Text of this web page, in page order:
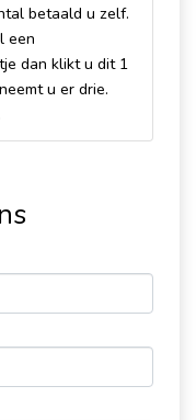
betaald u zelf.
een
dan klikt u dit 1
u er drie.